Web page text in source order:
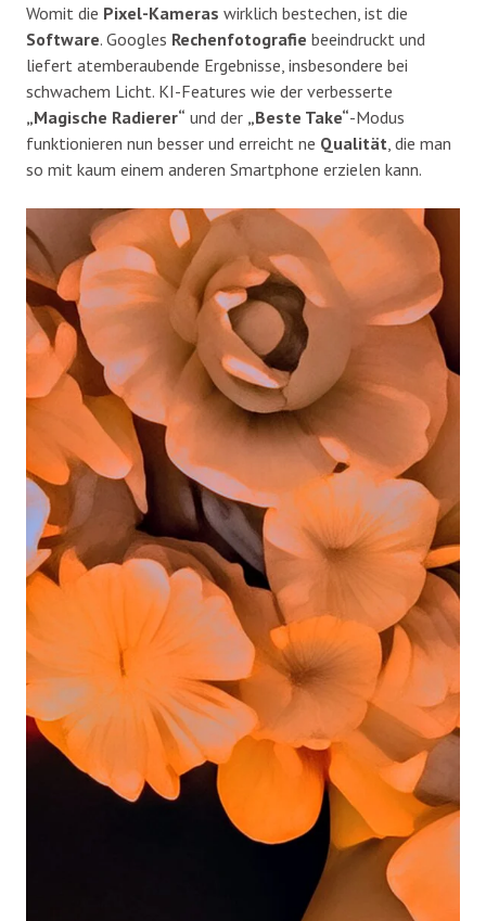
Womit die Pixel-Kameras wirklich bestechen, ist die
Software. Googles Rechenfotografie beeindruckt und
liefert atemberaubende Ergebnisse, insbesondere bei
schwachem Licht. KI-Features wie der verbesserte
„Magische Radierer“ und der „Beste Take“-Modus
funktionieren nun besser und erreicht ne Qualität , die man
so mit kaum einem anderen Smartphone erzielen kann.